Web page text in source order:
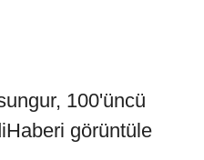
100'üncü
görüntüle